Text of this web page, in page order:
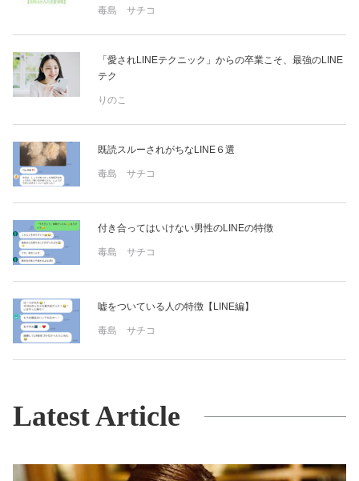
毒島 サチコ
「愛されLINEテクニック」からの卒業こそ、最強のLINE
テク
りのこ
既読スルーされがちなLINE６選
毒島 サチコ
付き合ってはいけない男性のLINEの特徴
毒島 サチコ
嘘をついている人の特徴【LINE編】
毒島 サチコ
Latest Article